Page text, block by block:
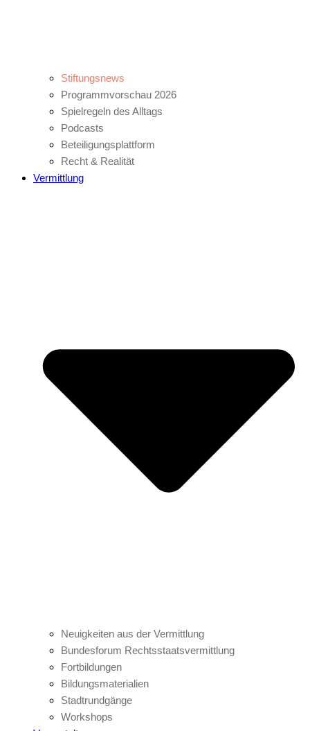
Stiftungsnews
Programmvorschau 2026
Spielregeln des Alltags
Podcasts
Beteiligungsplattform
Recht & Realität
Vermittlung
Neuigkeiten aus der Vermittlung
Bundesforum Rechtsstaatsvermittlung
Fortbildungen
Bildungsmaterialien
Stadtrundgänge
Workshops